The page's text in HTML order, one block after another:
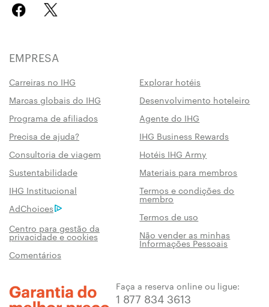
EMPRESA
Carreiras no IHG
Explorar hotéis
Marcas globais do IHG
Desenvolvimento hoteleiro
Programa de afiliados
Agente do IHG
Precisa de ajuda?
IHG Business Rewards
Consultoria de viagem
Hotéis IHG Army
Sustentabilidade
Materiais para membros
IHG Institucional
Termos e condições do
membro
AdChoices
Termos de uso
Centro para gestão da
privacidade e cookies Não vender as minhas
Informações Pessoais
Comentários
Faça a reserva online ou ligue:
1 877 834 3613